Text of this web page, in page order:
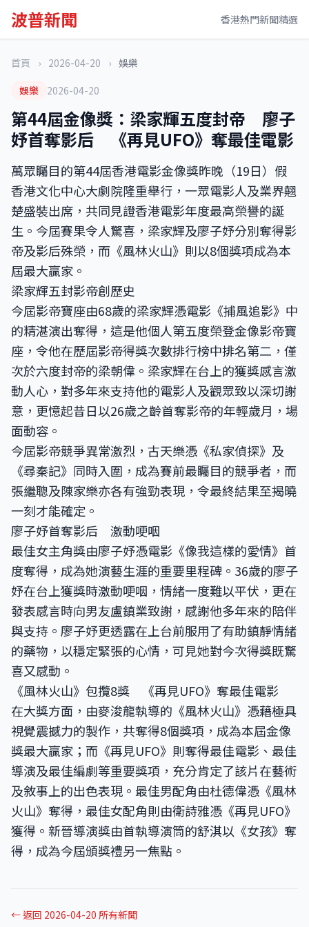
波普新聞 香港熱門新聞精選
首頁 › 2026-04-20 › 娛樂
娛樂
2026-04-20
第44屆金像獎：梁家輝五度封帝 廖子
妤首奪影后 《再見UFO》奪最佳電影
萬眾矚目的第44屆香港電影金像獎昨晚（19日）假
香港文化中心大劇院隆重舉行，一眾電影人及業界翹
楚盛裝出席，共同見證香港電影年度最高榮譽的誕
生。今屆賽果令人驚喜，梁家輝及廖子妤分別奪得影
帝及影后殊榮，而《風林火山》則以8個獎項成為本
屆最大贏家。
梁家輝五封影帝創歷史
今屆影帝寶座由68歲的梁家輝憑電影《捕風追影》中
的精湛演出奪得，這是他個人第五度榮登金像影帝寶
座，令他在歷屆影帝得獎次數排行榜中排名第二，僅
次於六度封帝的梁朝偉。梁家輝在台上的獲獎感言激
動人心，對多年來支持他的電影人及觀眾致以深切謝
意，更憶起昔日以26歲之齡首奪影帝的年輕歲月，場
面動容。
今屆影帝競爭異常激烈，古天樂憑《私家偵探》及
《尋秦記》同時入圍，成為賽前最矚目的競爭者，而
張繼聰及陳家樂亦各有強勁表現，令最終結果至揭曉
一刻才能確定。
廖子妤首奪影后 激動哽咽
最佳女主角獎由廖子妤憑電影《像我這樣的愛情》首
度奪得，成為她演藝生涯的重要里程碑。36歲的廖子
妤在台上獲獎時激動哽咽，情緒一度難以平伏，更在
發表感言時向男友盧鎮業致謝，感謝他多年來的陪伴
與支持。廖子妤更透露在上台前服用了有助鎮靜情緒
的藥物，以穩定緊張的心情，可見她對今次得獎既驚
喜又感動。
《風林火山》包攬8獎 《再見UFO》奪最佳電影
在大獎方面，由麥浚龍執導的《風林火山》憑藉極具
視覺震撼力的製作，共奪得8個獎項，成為本屆金像
獎最大贏家；而《再見UFO》則奪得最佳電影、最佳
導演及最佳編劇等重要獎項，充分肯定了該片在藝術
及敘事上的出色表現。最佳男配角由杜德偉憑《風林
火山》奪得，最佳女配角則由衛詩雅憑《再見UFO》
獲得。新晉導演獎由首執導演筒的舒淇以《女孩》奪
得，成為今屆頒獎禮另一焦點。
← 返回 2026-04-20 所有新聞